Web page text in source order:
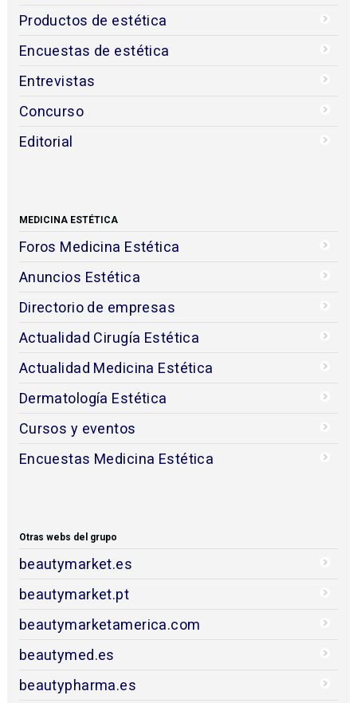
Productos de estética
Encuestas de estética
Entrevistas
Concurso
Editorial
MEDICINA ESTÉTICA
Foros Medicina Estética
Anuncios Estética
Directorio de empresas
Actualidad Cirugía Estética
Actualidad Medicina Estética
Dermatología Estética
Cursos y eventos
Encuestas Medicina Estética
Otras webs del grupo
beautymarket.es
beautymarket.pt
beautymarketamerica.com
beautymed.es
beautypharma.es